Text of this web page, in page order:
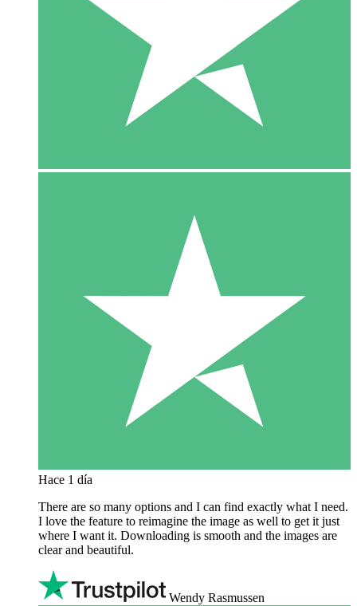
Hace 1 día
There are so many options and I can find exactly what I need.
I love the feature to reimagine the image as well to get it just
where I want it. Downloading is smooth and the images are
clear and beautiful.
Wendy Rasmussen